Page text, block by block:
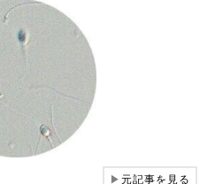
▶元記事を見る